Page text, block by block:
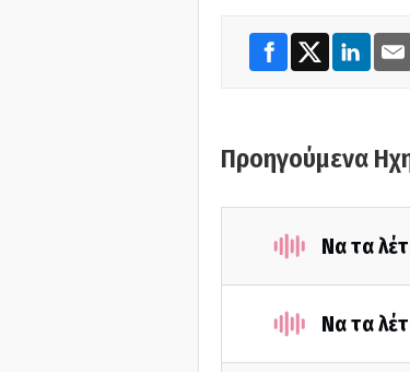
Προηγούμενα
Να τα
Να τα